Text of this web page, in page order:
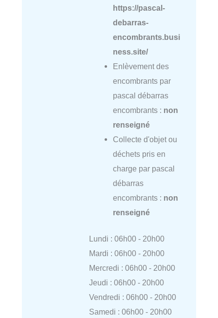
https://pascal-
debarras-
encombrants.busi
ness.site/
Enlèvement des
encombrants par
pascal débarras
encombrants : non
renseigné
Collecte d'objet ou
déchets pris en
charge par pascal
débarras
encombrants : non
renseigné
Lundi : 06h00 - 20h00
Mardi : 06h00 - 20h00
Mercredi : 06h00 - 20h00
Jeudi : 06h00 - 20h00
Vendredi : 06h00 - 20h00
Samedi : 06h00 - 20h00